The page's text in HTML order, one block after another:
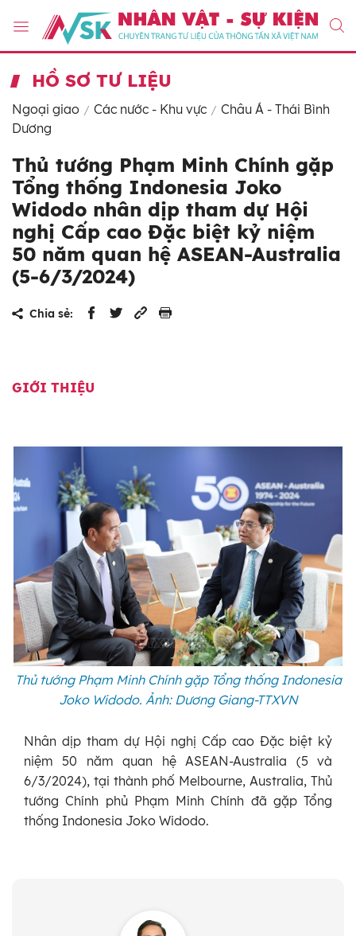
HỒ SƠ TƯ LIỆU
Ngoại giao Các nước - Khu vực
Châu Á - Thái Bình
Dương
Thủ tướng Phạm Minh Chính gặp
Tổng thống Indonesia Joko
Widodo nhân dịp tham dự Hội
nghị Cấp cao Đặc biệt kỷ niệm
50 năm quan hệ ASEAN-Australia
(5-6/3/2024)
Chia sẻ:
GIỚI THIỆU
Thủ tướng Phạm Minh Chính gặp Tổng thống Indonesia
Joko Widodo. Ảnh: Dương Giang-TTXVN
Nhân dịp tham dự Hội nghị Cấp cao Đặc biệt kỷ
niệm 50 năm quan hệ ASEAN-Australia (5 và
6/3/2024), tại thành phố Melbourne, Australia, Thủ
tướng Chính phủ Phạm Minh Chính đã gặp Tổng
thống Indonesia Joko Widodo.